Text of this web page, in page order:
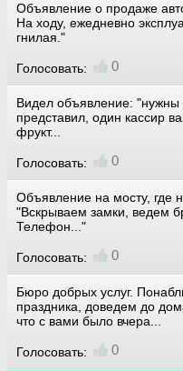
Объявление о продаже
На ходу, ежедневно
гнилая."
Голосовать: 0
Видел объявление:
представил, один кассир
фрукт...
Голосовать: 0
Объявление на мосту, где
"Вскрываем замки, ведем
Телефон..."
Голосовать: 0
Бюро добрых услуг.
праздника, доведем до
что с вами было вчера...
Голосовать: 0